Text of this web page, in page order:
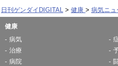
日刊ゲンダイDIGITAL 健康 病気ニュ
健康
病気
治療
病院